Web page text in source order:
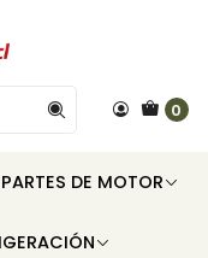
0
PARTES DE MOTOR